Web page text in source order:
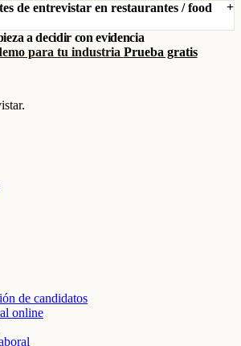
de entrevistar en restaurantes / food
a decidir con evidencia
para tu industria Prueba gratis
de candidatos
online